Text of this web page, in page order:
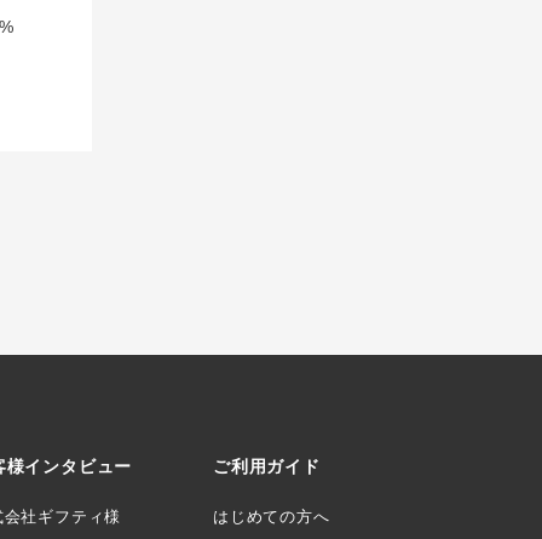
様インタビュー
会社ギフティ様
ご利用ガイド
はじめての方へ